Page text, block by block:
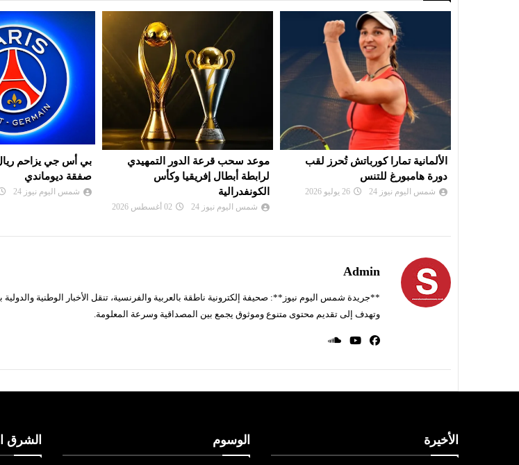
الألمانية تمارا كورباتش تُحرز لقب
دورة هامبورغ للتنس
شمس اليوم نيوز 24 26 يوليو 2026
موعد سحب قرعة الدور التمهيدي
لرابطة أبطال إفريقيا وكأس
الكونفدرالية
شمس اليوم نيوز 24 02 أغسطس 2026
بي أس جي يزاحم
صفقة ديوماندي
شمس اليوم نيوز 24
Admin
**جريدة شمس اليوم نيوز**: صحيفة إلكترونية ناطقة بالعربية والفرنسية، تنقل الأخبار الوطنية
وتهدف إلى تقديم محتوى متنوع وموثوق يجمع بين المصداقية وسرعة المعلومة.
الأخيرة الوسوم الشرق